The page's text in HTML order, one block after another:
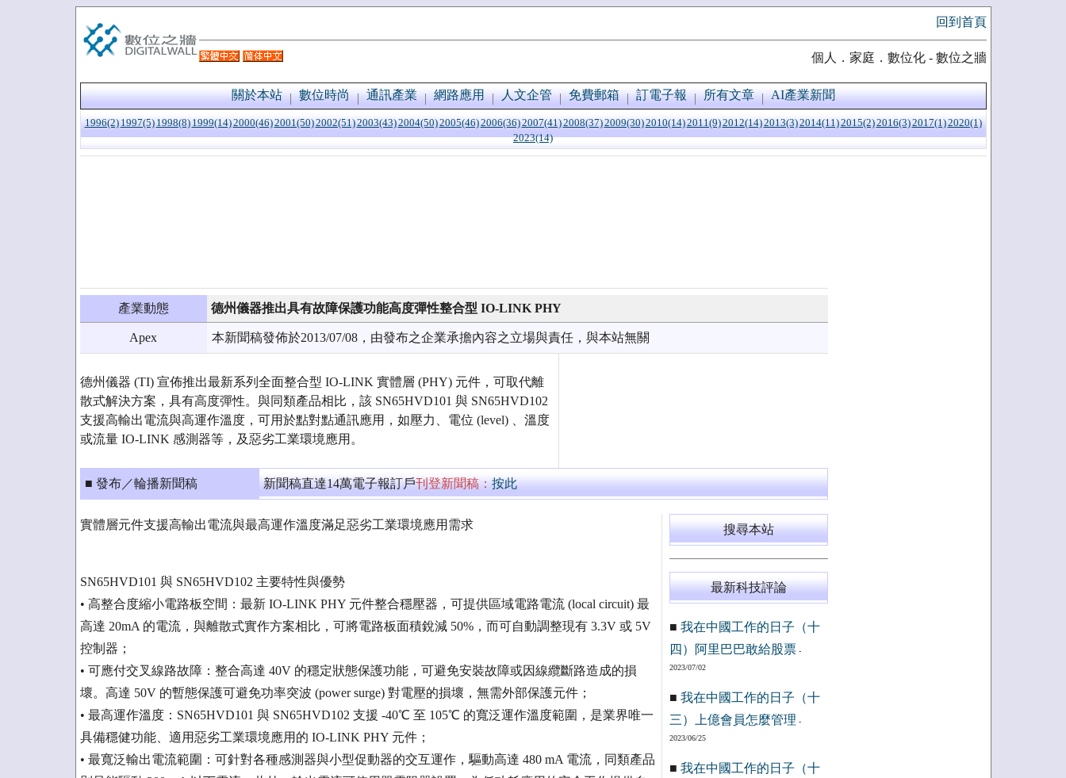
回到首頁
個人．家庭．數位化 - 數位之牆
關於本站 數位時尚 通訊產業 網路應用 人文企管 免費郵箱 訂電子報 所有文章 AI產業新聞
1996(2) 1997(5) 1998(8) 1999(14)2000(46)2001(50)2002(51)2003(43)2004(50)2005(46)2006(36)2007(41)2008(37)2009(30)2010(14)2011(9)2012(14)2013(3)2014(11)2015(2)2016(3)2017(1)2020(1)
2023(14)
產業動態 德州儀器推出具有故障保護功能高度彈性整合型 IO-LINK PHY
Apex 本新聞稿發佈於2013/07/08，由發布之企業承擔內容之立場與責任，與本站無關
德州儀器 (TI) 宣佈推出最新系列全面整合型 IO-LINK 實體層 (PHY) 元件，可取代離
散式解決方案，具有高度彈性。與同類產品相比，該 SN65HVD101 與 SN65HVD102
支援高輸出電流與高運作溫度，可用於點對點通訊應用，如壓力、電位 (level) 、溫度
或流量 IO-LINK 感測器等，及惡劣工業環境應用。
■ 發布／輪播新聞稿 新聞稿直達14萬電子報訂戶刊登新聞稿：按此
實體層元件支援高輸出電流與最高運作溫度滿足惡劣工業環境應用需求
SN65HVD101 與 SN65HVD102 主要特性與優勢
• 高整合度縮小電路板空間：最新 IO-LINK PHY 元件整合穩壓器，可提供區域電路電流 (local circuit) 最
高達 20mA 的電流，與離散式實作方案相比，可將電路板面積銳減 50%，而可自動調整現有 3.3V 或 5V
控制器；
• 可應付交叉線路故障：整合高達 40V 的穩定狀態保護功能，可避免安裝故障或因線纜斷路造成的損
壞。高達 50V 的暫態保護可避免功率突波 (power surge) 對電壓的損壞，無需外部保護元件；
• 最高運作溫度：SN65HVD101 與 SN65HVD102 支援 -40℃ 至 105℃ 的寬泛運作溫度範圍，是業界唯一
具備穩健功能、適用惡劣工業環境應用的 IO-LINK PHY 元件；
• 最寬泛輸出電流範圍：可針對各種感測器與小型促動器的交互運作，驅動高達 480 mA 電流，同類產品
搜尋本站
最新科技評論
■ 我在中國工作的日子（十
四）阿里巴巴敢給股票-
2023/07/02
■ 我在中國工作的日子（十
三）上億會員怎麼管理 -
2023/06/25
■ 我在中國工作的日子（十